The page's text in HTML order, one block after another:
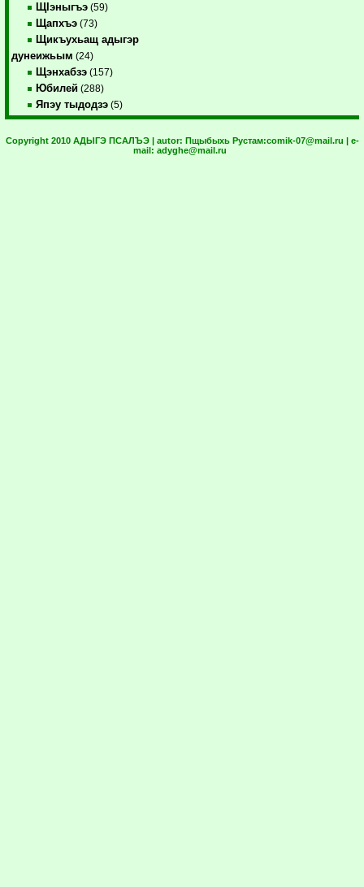
ЩIэныгъэ (59)
Щапхъэ (73)
Щикъухьащ адыгэр
дунеижьым (24)
Щэнхабзэ (157)
Юбилей (288)
Япэу тыдодзэ (5)
Copyright 2010 АДЫГЭ ПСАЛЪЭ | autor: Пщыбыхь Рустам:comik-07@mail.ru | e-
mail: adyghe@mail.ru